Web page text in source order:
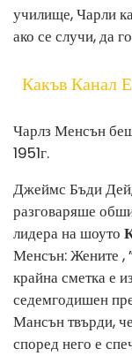
училище, Чарли
ако се случи, да
Какъв Канал
Чарлз Менсън
1951г.
Джеймс Бъди
разговаряше
лидера на шоуто
Менсън: Жените ,
крайна сметка е
седемгодишен
Мансън твърди,
според него е